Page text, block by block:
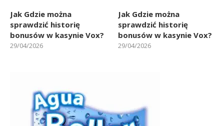
Jak Gdzie można
sprawdzić historię
bonusów w kasynie Vox?
29/04/2026
Jak Gdzie można
sprawdzić historię
bonusów w kasynie Vox?
29/04/2026